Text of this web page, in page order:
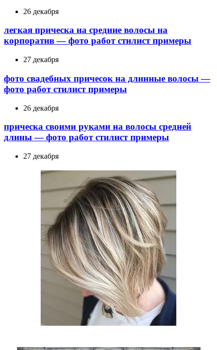
26 декабря
легкая прическа на средние волосы на
корпоратив — фото работ стилист примеры
27 декабря
фото свадебных причесок на длинные волосы —
фото работ стилист примеры
26 декабря
прическа своими руками на волосы средней
длины — фото работ стилист примеры
27 декабря